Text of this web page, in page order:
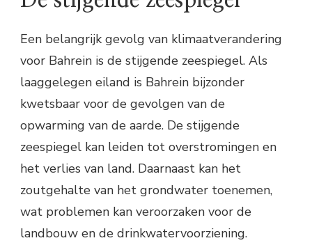
Een belangrijk gevolg van klimaatverandering
voor Bahrein is de stijgende zeespiegel. Als
laaggelegen eiland is Bahrein bijzonder
kwetsbaar voor de gevolgen van de
opwarming van de aarde. De stijgende
zeespiegel kan leiden tot overstromingen en
het verlies van land. Daarnaast kan het
zoutgehalte van het grondwater toenemen,
wat problemen kan veroorzaken voor de
landbouw en de drinkwatervoorziening.